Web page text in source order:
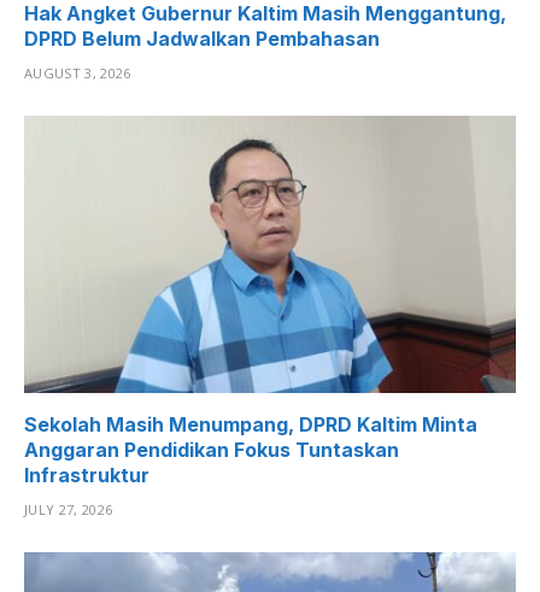
Hak Angket Gubernur Kaltim Masih Menggantung,
DPRD Belum Jadwalkan Pembahasan
AUGUST 3, 2026
Sekolah Masih Menumpang, DPRD Kaltim Minta
Anggaran Pendidikan Fokus Tuntaskan
Infrastruktur
JULY 27, 2026